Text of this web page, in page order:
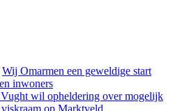
Wij Omarmen een geweldige start
inwoners
wil opheldering over mogelijk